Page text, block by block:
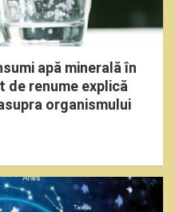
apă minerală în
renume explică
organismului